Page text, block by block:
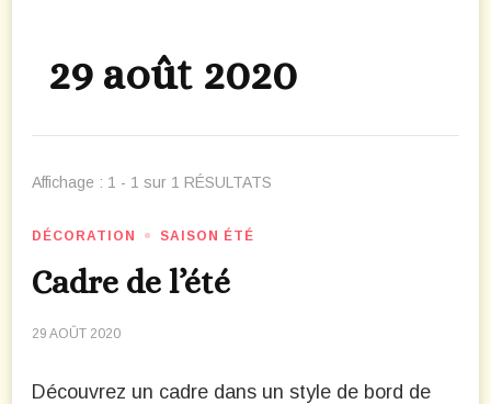
29 août 2020
Affichage : 1 - 1 sur 1 RÉSULTATS
DÉCORATION SAISON ÉTÉ
Cadre de l’été
29 AOÛT 2020
Découvrez un cadre dans un style de bord de